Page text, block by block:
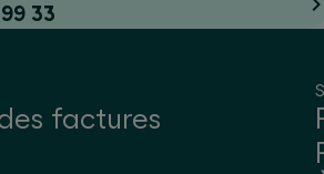
33
factures